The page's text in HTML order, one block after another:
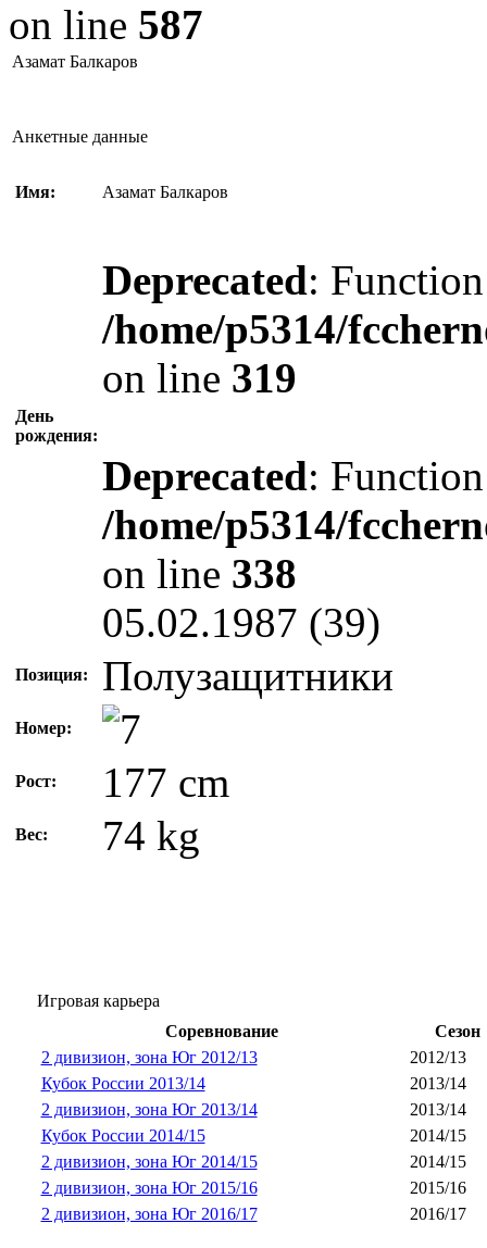
on line 587
Азамат Балкаров
Анкетные данные
Имя: Азамат Балкаров
День
рождения:
Deprecated:
/home/p5314/
on line 319
Deprecated:
/home/p5314/
on line 338
05.02.1987 (39)
Позиция: Полузащитники
Номер:
Рост: 177 cm
Вес: 74 kg
Игровая карьера
Соревнование
Сезон
2 дивизион, зона Юг 2012/13
2012/13
Кубок России 2013/14
2013/14
2 дивизион, зона Юг 2013/14
2013/14
Кубок России 2014/15
2014/15
2 дивизион, зона Юг 2014/15
2014/15
2 дивизион, зона Юг 2015/16
2015/16
2 дивизион, зона Юг 2016/17
2016/17